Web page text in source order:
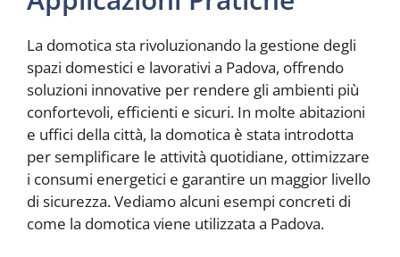
La domotica sta rivoluzionando la gestione degli
spazi domestici e lavorativi a Padova, offrendo
soluzioni innovative per rendere gli ambienti più
confortevoli, efficienti e sicuri. In molte abitazioni
e uffici della città, la domotica è stata introdotta
per semplificare le attività quotidiane, ottimizzare
i consumi energetici e garantire un maggior livello
di sicurezza. Vediamo alcuni esempi concreti di
come la domotica viene utilizzata a Padova.